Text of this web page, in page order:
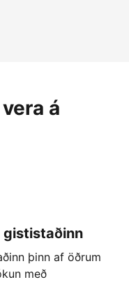
á
gististaðinn
þinn af öðrum
með